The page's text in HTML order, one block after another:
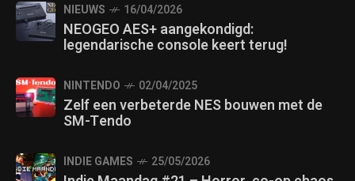
NIEUWS 16/04/2026
NEOGEO AES+ aangekondigd:
legendarische console keert terug!
NINTENDO 02/04/2025
Zelf een verbeterde NES bouwen met de
SM-Tendo
INDIE GAMES 25/05/2026